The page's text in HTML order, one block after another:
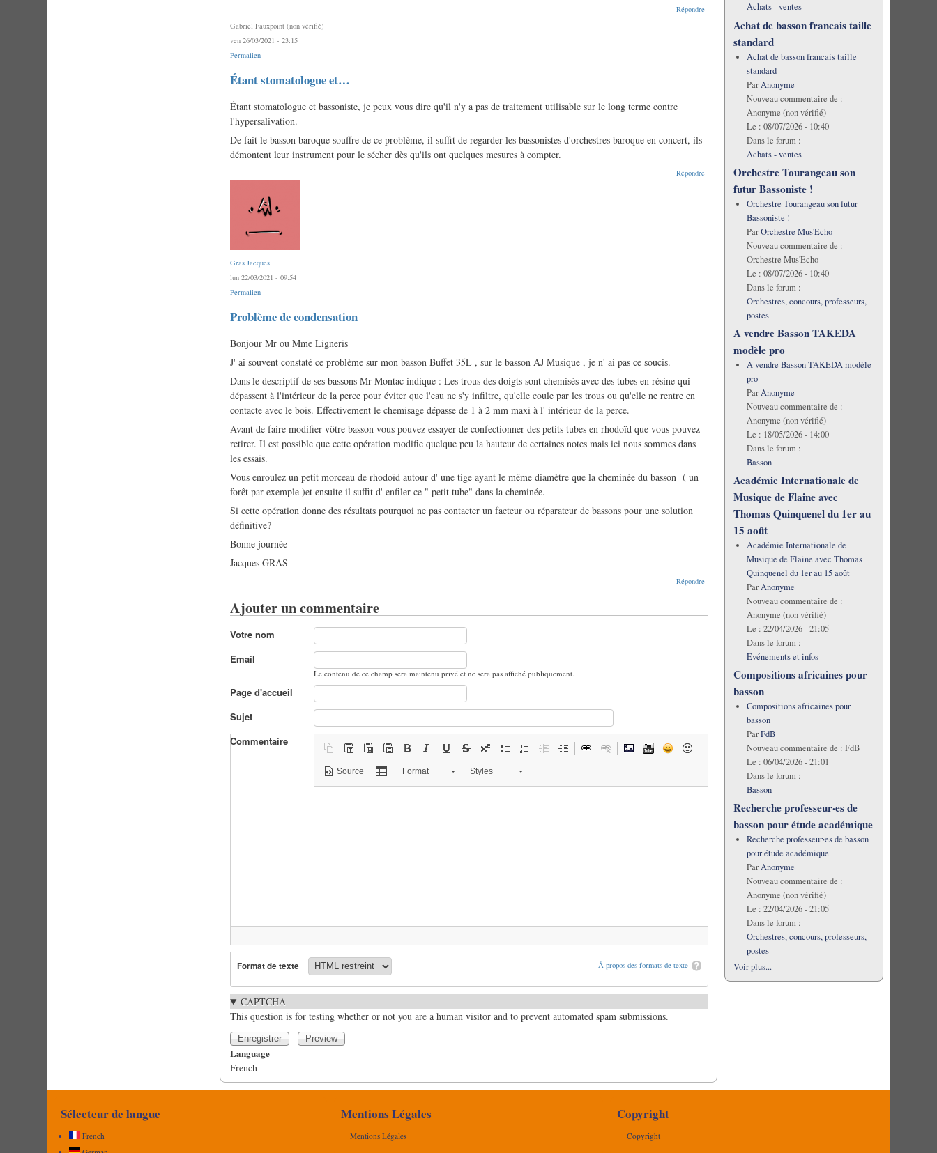
Répondre
Gabriel Fauxpoint (non vérifié)
ven 26/03/2021 - 23:15
Permalien
En
réponse
problème
de
condensation
par
Étant stomatologue et…
Étant stomatologue et bassoniste, je peux vous dire qu'il n'y a pas de traitement utilisable sur le long terme contre
l'hypersalivation.
De fait le basson baroque souffre de ce problème, il suffit de regarder les bassonistes d'orchestres baroque en concert, ils
démontent leur instrument pour le sécher dès qu'ils ont quelques mesures à compter.
Répondre
Gras Jacques
lun 22/03/2021 - 09:54
Permalien
Problème de condensation
Bonjour Mr ou Mme Ligneris
J' ai souvent constaté ce problème sur mon basson Buffet 35L , sur le basson AJ Musique , je n' ai pas ce soucis.
Dans le descriptif de ses bassons Mr Montac indique : Les trous des doigts sont chemisés avec des tubes en résine qui
dépassent à l'intérieur de la perce pour éviter que l'eau ne s'y infiltre, qu'elle coule par les trous ou qu'elle ne rentre en
contacte avec le bois. Effectivement le chemisage dépasse de 1 à 2 mm maxi à l' intérieur de la perce.
Avant de faire modifier vôtre basson vous pouvez essayer de confectionner des petits tubes en rhodoïd que vous pouvez
retirer. Il est possible que cette opération modifie quelque peu la hauteur de certaines notes mais ici nous sommes dans
les essais.
Vous enroulez un petit morceau de rhodoïd autour d' une tige ayant le même diamètre que la cheminée du basson ( un
forêt par exemple )et ensuite il suffit d' enfiler ce " petit tube" dans la cheminée.
Si cette opération donne des résultats pourquoi ne pas contacter un facteur ou réparateur de bassons pour une solution
définitive?
Bonne journée
Jacques GRAS
Répondre
Ajouter un commentaire
Votre nom
Email
Le contenu de ce champ sera maintenu privé et ne sera pas affiché publiquement.
Page d'accueil
Sujet
Commentaire
Source Format Styles
À propos des formats de texte
Format de texte
CAPTCHA
This question is for testing whether or not you are a human visitor and to prevent automated spam submissions.
Language
French
Achats - ventes
Achat de basson francais taille
standard
Achat de basson francais taille
standard
ParAnonyme
Nouveau commentaire de :
Anonyme (non vérifié)
Le : 08/07/2026 - 10:40
Dans le forum :
Achats - ventes
Orchestre Tourangeau son
futur Bassoniste !
Orchestre Tourangeau son futur
Bassoniste !
ParOrchestre Mus'Echo
Nouveau commentaire de :
Orchestre Mus'Echo
Le : 08/07/2026 - 10:40
Dans le forum :
Orchestres, concours, professeurs,
postes
A vendre Basson TAKEDA
modèle pro
A vendre Basson TAKEDA modèle
pro
ParAnonyme
Nouveau commentaire de :
Anonyme (non vérifié)
Le : 18/05/2026 - 14:00
Dans le forum :
Basson
Académie Internationale de
Musique de Flaine avec
Thomas Quinquenel du 1er au
15 août
Académie Internationale de
Musique de Flaine avec Thomas
Quinquenel du 1er au 15 août
ParAnonyme
Nouveau commentaire de :
Anonyme (non vérifié)
Le : 22/04/2026 - 21:05
Dans le forum :
Evénements et infos
Compositions africaines pour
basson
Compositions africaines pour
basson
ParFdB
Nouveau commentaire de : FdB
Le : 06/04/2026 - 21:01
Dans le forum :
Basson
Recherche professeur·es de
basson pour étude académique
Recherche professeur·es de basson
pour étude académique
ParAnonyme
Nouveau commentaire de :
Anonyme (non vérifié)
Le : 22/04/2026 - 21:05
Dans le forum :
Orchestres, concours, professeurs,
postes
Voir plus...
Sélecteur de langue
French
Mentions Légales
Mentions Légales
Copyright
Copyright